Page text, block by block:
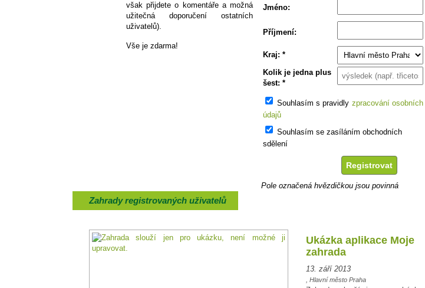
však přijdete o komentáře a možná
užitečná doporučení ostatních
uživatelů).
Vše je zdarma!
Jméno:
Příjmení:
Kraj: *
Kolik je jedna plus
šest: *
Souhlasím s pravidly zpracování osobních
údajů
Souhlasím se zasíláním obchodních
sdělení
Pole označená hvězdičkou jsou povinná
Zahrady registrovaných uživatelů
Ukázka aplikace Moje
zahrada
13. září 2013
, Hlavní město Praha